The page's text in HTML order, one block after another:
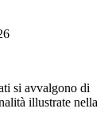
si avvalgono di
illustrate nella